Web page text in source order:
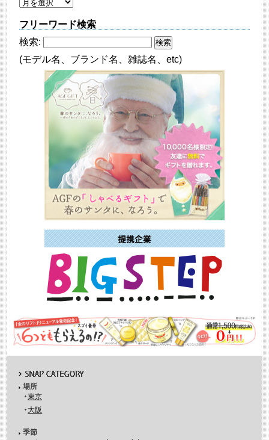
フリーワード検索
検索:
(モデル名、ブランド名、雑誌名、etc)
場所
東京
大阪
季節